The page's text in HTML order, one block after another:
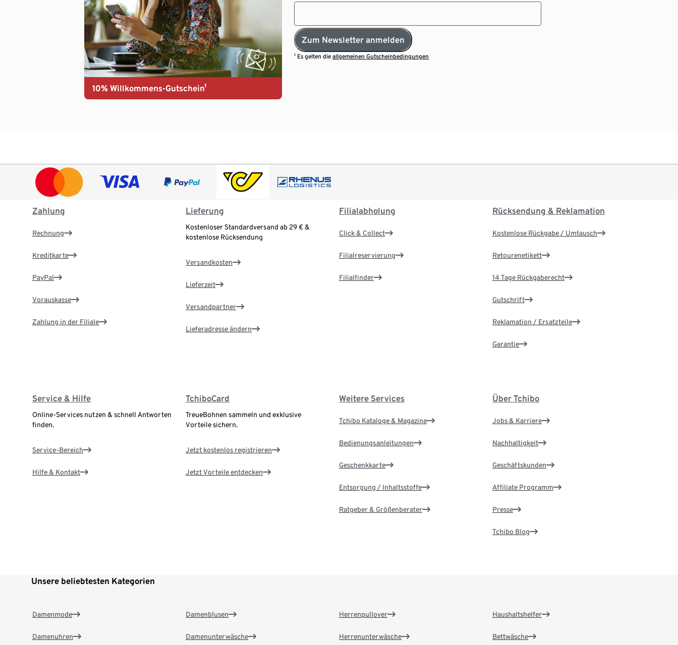
10% Willkommens-Gutschein¹
Zum Newsletter anmelden
¹ Es gelten dieallgemeinen Gutscheinbedingungen
Zahlung
Rechnung
Kreditkarte
PayPal
Vorauskasse
Zahlung in der Filiale
Lieferung
Kostenloser Standardversand ab 29 € &
kostenlose Rücksendung
Versandkosten
Lieferzeit
Versandpartner
Lieferadresse ändern
Filialabholung
Click & Collect
Filialreservierung
Filialfinder
Rücksendung & Reklamation
Kostenlose Rückgabe / Umtausch
Retourenetikett
14 Tage Rückgaberecht
Gutschrift
Reklamation / Ersatzteile
Garantie
Service & Hilfe
Online-Services nutzen & schnell Antworten
finden.
Service-Bereich
Hilfe & Kontakt
TchiboCard
TreueBohnen sammeln und exklusive
Vorteile sichern.
Jetzt kostenlos registrieren
Jetzt Vorteile entdecken
Weitere Services
Tchibo Kataloge & Magazine
Bedienungsanleitungen
Geschenkkarte
Entsorgung / Inhaltsstoffe
Ratgeber & Größenberater
Über Tchibo
Jobs & Karriere
Nachhaltigkeit
Geschäftskunden
Affiliate Programm
Presse
Tchibo Blog
Unsere beliebtesten Kategorien
Damenmode
Damenuhren
Damenblusen
Damenunterwäsche
Herrenpullover
Herrenunterwäsche
Haushaltshelfer
Bettwäsche